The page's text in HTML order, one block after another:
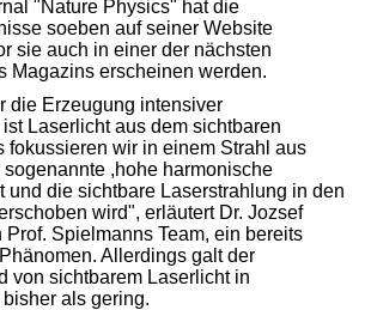
"Nature Physics" hat die
soeben auf seiner Website
sie auch in einer der nächsten
Magazins erscheinen werden.
die Erzeugung intensiver
Laserlicht aus dem sichtbaren
fokussieren wir in einem Strahl aus
,hohe harmonische
und die sichtbare Laserstrahlung in den
wird", erläutert Dr. Jozsef
Prof. Spielmanns Team, ein bereits
Allerdings galt der
von sichtbarem Laserlicht in
als gering.